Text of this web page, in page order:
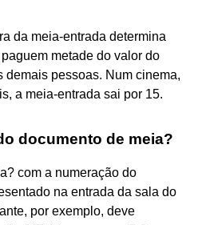
da meia-entrada determina
metade do valor do
demais pessoas. Num cinema,
a meia-entrada sai por 15.
documento de meia?
com a numeração do
na entrada da sala do
por exemplo, deve